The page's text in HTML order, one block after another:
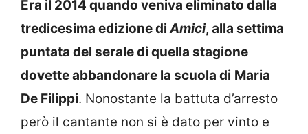
Era il 2014 quando veniva eliminato dalla
tredicesima edizione diAmici, alla settima
puntata del serale di quella stagione
dovette abbandonare la scuola di Maria
De Filippi. Nonostante la battuta d’arresto
però il cantante non si è dato per vinto e